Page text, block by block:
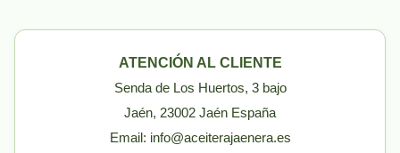
ATENCIÓN AL CLIENTE
Senda de Los Huertos, 3 bajo
Jaén, 23002 Jaén España
Email: info@aceiterajaenera.es